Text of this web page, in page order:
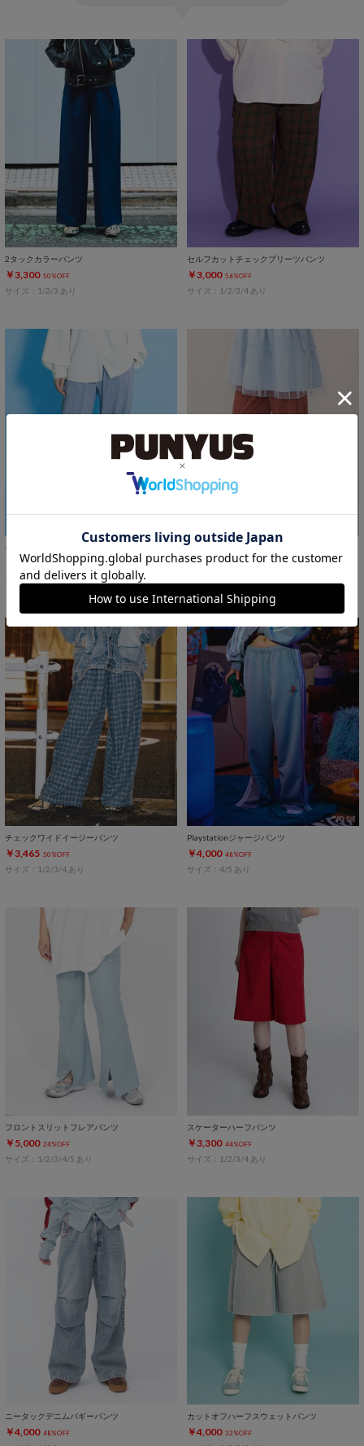
2タックカラーパンツ
￥3,300 50%OFF
サイズ：1/2/3 あり
セルフカットチェックプリーツパンツ
￥3,000 56%OFF
サイズ：1/2/3/4 あり
セルフカットプリーツパンツ
￥3,300 50%OFF
サイズ：1/2 あり
セルフカットプリーツパンツ
￥5,500 16%OFF
チェックワイドイージーパンツ
￥3,465 50%OFF
サイズ：1/2/3/4 あり
Playstationジャージパンツ
￥4,000 48%OFF
サイズ：4/5 あり
フロントスリットフレアパンツ
￥5,000 24%OFF
サイズ：1/2/3/4/5 あり
スケーターハーフパンツ
￥3,300 44%OFF
サイズ：1/2/3/4 あり
ニータックデニムバギーパンツ
￥4,000 48%OFF
カットオフハーフスウェットパンツ
￥4,000 32%OFF